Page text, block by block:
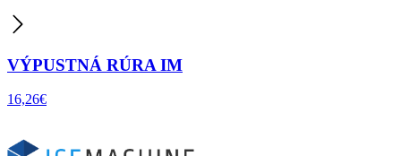
VÝPUSTNÁ RÚRA IM
16,26€